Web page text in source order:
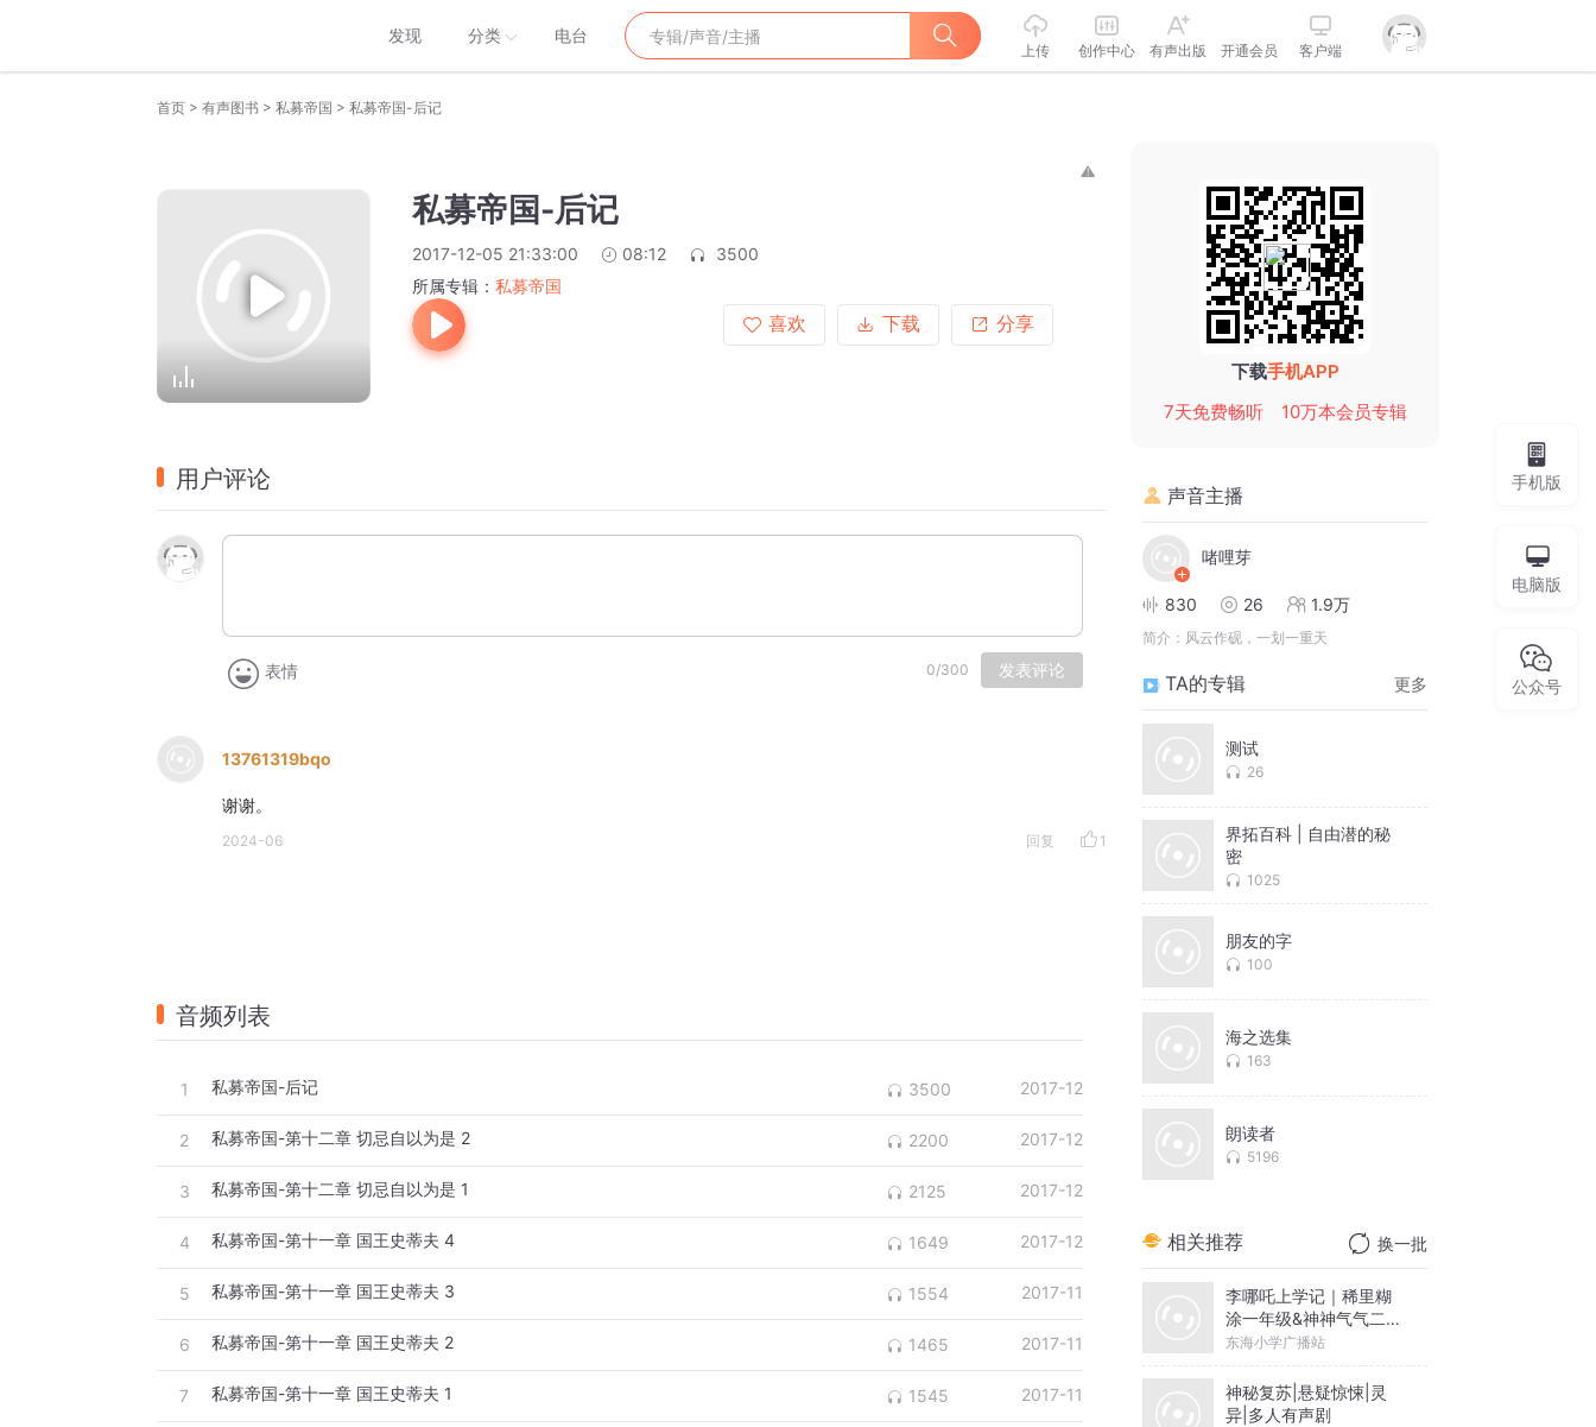
发现 分类 电台
上传 创作中心 有声出版 开通会员 客户端
首页 > 有声图书 > 私募帝国 > 私募帝国-后记
私募帝国-后记
2017-12-05 21:33:00 08:12
3500
所属专辑： 私募帝国
喜欢
下载 分享
用户评论
表情 0/300 发表评论
13761319bqo
谢谢。
2024-06 回复 1
音频列表
1 私募帝国-后记 3500 2017-12
2 私募帝国-第十二章 切忌自以为是 2 2200 2017-12
3 私募帝国-第十二章 切忌自以为是 1 2125 2017-12
4 私募帝国-第十一章 国王史蒂夫 4 1649 2017-12
5 私募帝国-第十一章 国王史蒂夫 3 1554 2017-11
6 私募帝国-第十一章 国王史蒂夫 2 1465 2017-11
7 私募帝国-第十一章 国王史蒂夫 1 1545 2017-11
下载手机APP
7天免费畅听
10万本会员专辑
声音主播
啫哩芽
830 26 1.9万
简介： 风云作砚，一划一重天
TA的专辑 更多
测试
26
界拓百科 | 自由潜的秘
密
1025
朋友的字
100
海之选集
163
朗读者
5196
相关推荐 换一批
李哪吒上学记｜稀里糊
涂一年级&神神气气二年
级
东海小学广播站
神秘复苏|悬疑惊悚|灵
异|多人有声剧
手机版
电脑版
公众号